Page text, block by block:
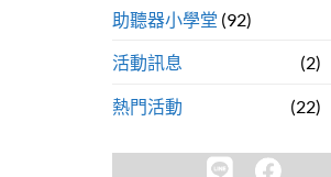
助聽器小學堂 (92)
活動訊息 (2)
熱門活動 (22)